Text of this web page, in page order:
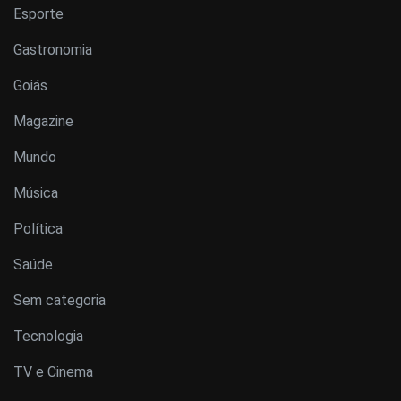
Esporte
Gastronomia
Goiás
Magazine
Mundo
Música
Política
Saúde
Sem categoria
Tecnologia
TV e Cinema